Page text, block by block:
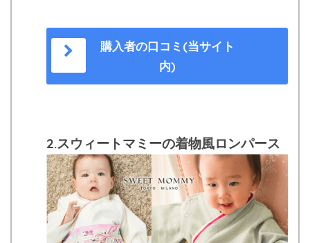
購入者の口コミ(当サイト
内)
2.スウィートマミーの着物風ロンパース